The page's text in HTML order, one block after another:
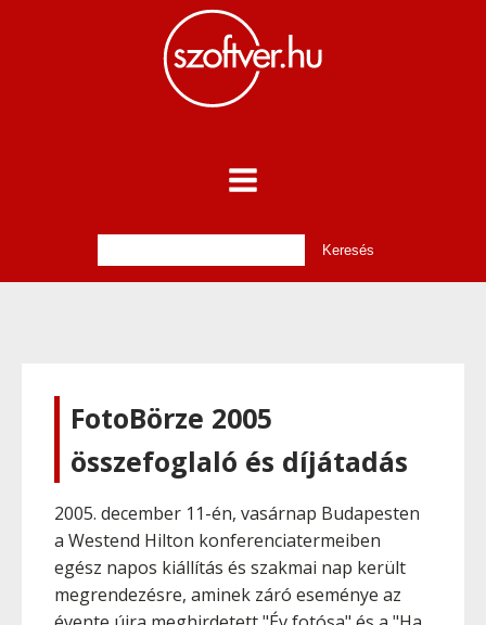
FotoBörze 2005
összefoglaló és díjátadás
2005. december 11-én, vasárnap Budapesten
a Westend Hilton konferenciatermeiben
egész napos kiállítás és szakmai nap került
megrendezésre, aminek záró eseménye az